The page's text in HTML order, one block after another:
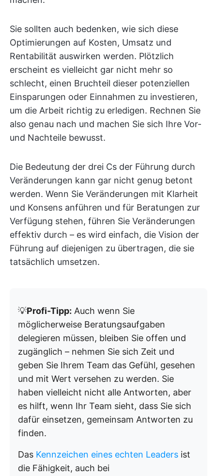
Sie sollten auch bedenken, wie sich diese
Optimierungen auf Kosten, Umsatz und
Rentabilität auswirken werden. Plötzlich
erscheint es vielleicht gar nicht mehr so
schlecht, einen Bruchteil dieser potenziellen
Einsparungen oder Einnahmen zu investieren,
um die Arbeit richtig zu erledigen. Rechnen Sie
also genau nach und machen Sie sich Ihre Vor-
und Nachteile bewusst.
Die Bedeutung der drei Cs der Führung durch
Veränderungen kann gar nicht genug betont
werden. Wenn Sie Veränderungen mit Klarheit
und Konsens anführen und für Beratungen zur
Verfügung stehen, führen Sie Veränderungen
effektiv durch – es wird einfach, die Vision der
Führung auf diejenigen zu übertragen, die sie
tatsächlich umsetzen.
💡Profi-Tipp: Auch wenn Sie
möglicherweise Beratungsaufgaben
delegieren müssen, bleiben Sie offen und
zugänglich – nehmen Sie sich Zeit und
geben Sie Ihrem Team das Gefühl, gesehen
und mit Wert versehen zu werden. Sie
haben vielleicht nicht alle Antworten, aber
es hilft, wenn Ihr Team sieht, dass Sie sich
dafür einsetzen, gemeinsam Antworten zu
finden.
Das Kennzeichen eines echten Leaders ist
die Fähigkeit, auch bei